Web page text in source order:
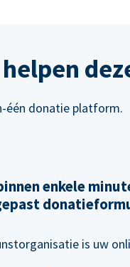
één donatie platform.
enkele
is uw